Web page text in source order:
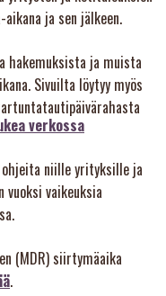
ja sen jälkeen.
ja muista
Sivuilta löytyy myös
verkossa
niille yrityksille ja
vaikeuksia
(MDR) siirtymäaika
.